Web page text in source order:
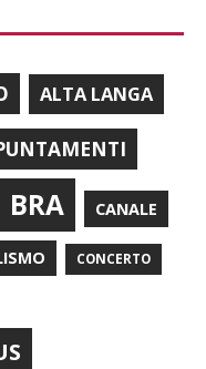
ALTA LANGA
BRA CANALE
CONCERTO